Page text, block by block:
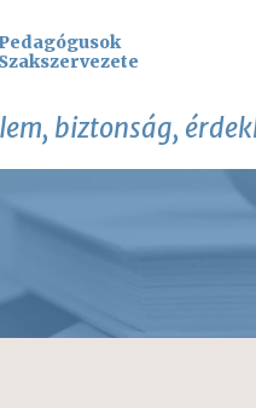
Pedagógusok
Szakszervezete
biztonság,